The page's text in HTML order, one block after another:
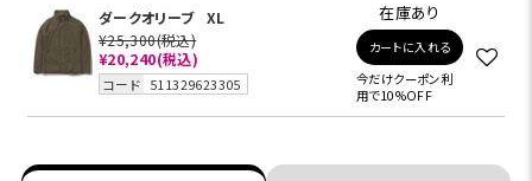
ダークオリーブ
XL
¥25,300(税込)
¥20,240(税込)
コード 511329623305
在庫あり
カートに入れる
今だけクーポン利
用で10%OFF